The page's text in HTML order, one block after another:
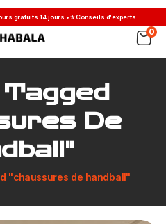
0
De
"chaussures de handball"